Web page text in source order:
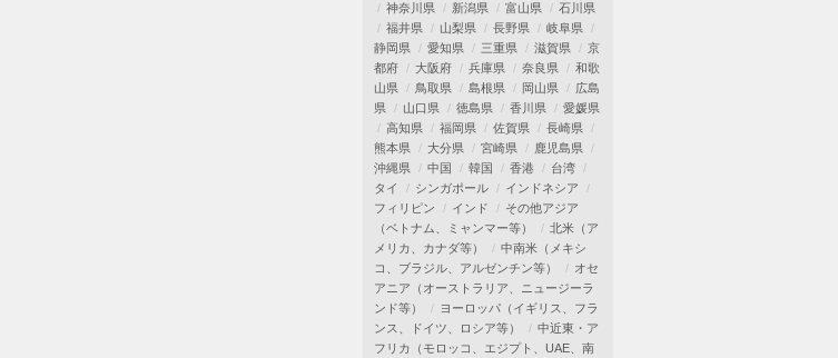
神奈川県
新潟県 富山県
石川県
福井県
山梨県 長野県
岐阜県
静岡県
愛知県 三重県 滋賀県
京
都府
大阪府 兵庫県 奈良県
和歌
山県
鳥取県 島根県 岡山県
広島
県
山口県 徳島県 香川県
愛媛県
高知県
福岡県 佐賀県
長崎県
熊本県
大分県 宮崎県
鹿児島県
沖縄県
中国 韓国 香港
台湾
タイ
シンガポール
インドネシア
フィリピン
インド
その他アジア
（ベトナム、ミャンマー等）
北米（ア
メリカ、カナダ等）
中南米（メキシ
コ、ブラジル、アルゼンチン等）
オセ
アニア（オーストラリア、ニュージーラ
ンド等）
ヨーロッパ（イギリス、フラ
ンス、ドイツ、ロシア等）
中近東・ア
フリカ（モロッコ、エジプト、UAE、南